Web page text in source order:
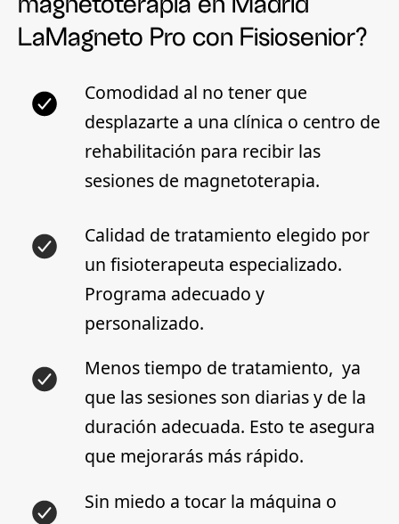
LaMagneto Pro con Fisiosenior?
Comodidad al no tener que
desplazarte a una clínica o centro de
rehabilitación para recibir las
sesiones de magnetoterapia.
Calidad de tratamiento elegido por
un fisioterapeuta especializado.
Programa adecuado y
personalizado.
Menos tiempo de tratamiento, ya
que las sesiones son diarias y de la
duración adecuada. Esto te asegura
que mejorarás más rápido.
Sin miedo a tocar la máquina o